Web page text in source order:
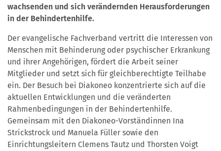
wachsenden und sich verändernden Herausforderungen
in der Behindertenhilfe.
Der evangelische Fachverband vertritt die Interessen von
Menschen mit Behinderung oder psychischer Erkrankung
und ihrer Angehörigen, fördert die Arbeit seiner
Mitglieder und setzt sich für gleichberechtigte Teilhabe
ein. Der Besuch bei Diakoneo konzentrierte sich auf die
aktuellen Entwicklungen und die veränderten
Rahmenbedingungen in der Behindertenhilfe.
Gemeinsam mit den Diakoneo-Vorständinnen Ina
Strickstrock und Manuela Füller sowie den
Einrichtungsleitern Clemens Tautz und Thorsten Voigt